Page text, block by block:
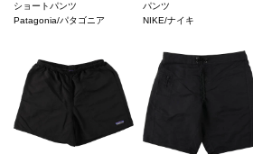
ショートパンツ
Patagonia/パタゴニア
パンツ
NIKE/ナイキ